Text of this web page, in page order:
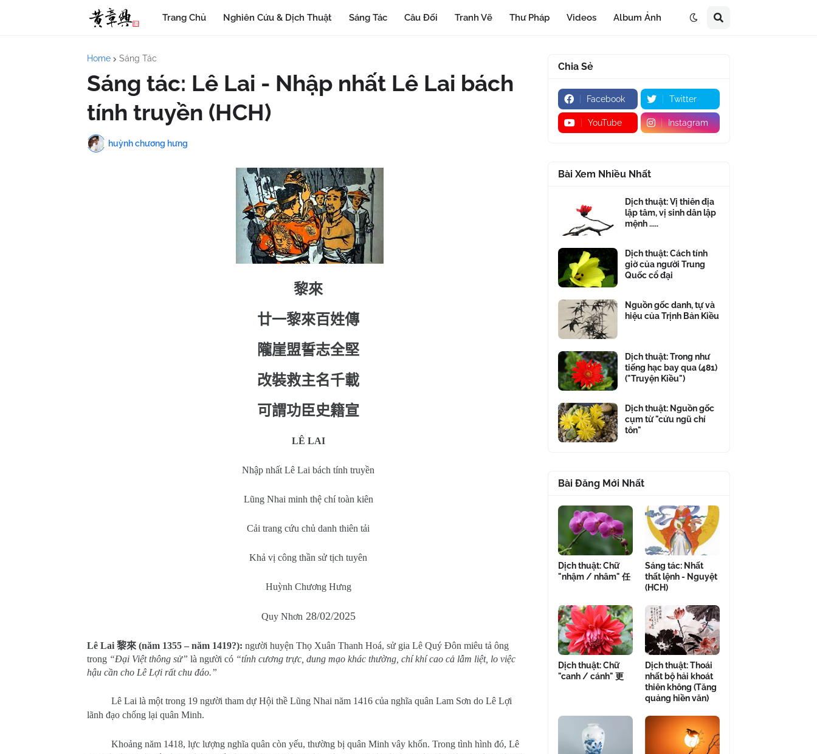
Trang Chủ Nghiên Cứu & Dịch Thuật Sáng Tác Câu Đối Tranh Vẽ Thư Pháp Videos Album Ảnh
Home Sáng Tác
Sáng tác: Lê Lai - Nhập nhất Lê Lai bách
tính truyền (HCH)
huỳnh chương hưng
黎來
廿一黎來百姓傳
隴崖盟誓志全堅
改裝救主名千載
可謂功臣史籍宣
LÊ LAI
Nhập nhất Lê Lai bách tính truyền
Lũng Nhai minh thệ chí toàn kiên
Cải trang cứu chủ danh thiên tải
Khả vị công thần sử tịch tuyên
Huỳnh Chương Hưng
Quy Nhơn28/02/2025
Lê Lai 黎來 (năm 1355 – năm 1419?): người huyện Thọ Xuân Thanh Hoá, sử gia Lê Quý Đôn miêu tả ông
trong “Đại Việt thông sử” là người có “tính cương trực, dung mạo khác thường, chí khí cao cả lẫm liệt, lo việc
hậu cần cho Lê Lợi rất chu đáo.”
Lê Lai là một trong 19 người tham dự Hội thề Lũng Nhai năm 1416 của nghĩa quân Lam Sơn do Lê Lợi
lãnh đạo chống lại quân Minh.
Khoảng năm 1418, lực lượng nghĩa quân còn yếu, thường bị quân Minh vây khốn. Trong tình hình đó, Lê
Chia Sẻ
Facebook Twitter
YouTube Instagram
Bài Xem Nhiều Nhất
Dịch thuật: Vị thiên địa
lập tâm, vị sinh dân lập
mệnh .....
Dịch thuật: Cách tính
giờ của người Trung
Quốc cổ đại
Nguồn gốc danh, tự và
hiệu của Trịnh Bản Kiều
Dịch thuật: Trong như
tiếng hạc bay qua (481)
("Truyện Kiều")
Dịch thuật: Nguồn gốc
cụm từ "cửu ngũ chí
tôn"
Bài Đăng Mới Nhất
Dịch thuật: Chữ
"nhậm / nhâm" 任
Sáng tác: Nhất
thất lệnh - Nguyệt
(HCH)
Dịch thuật: Chữ
"canh / cánh" 更
Dịch thuật: Thoái
nhất bộ hải khoát
thiên không (Tăng
quảng hiền văn)